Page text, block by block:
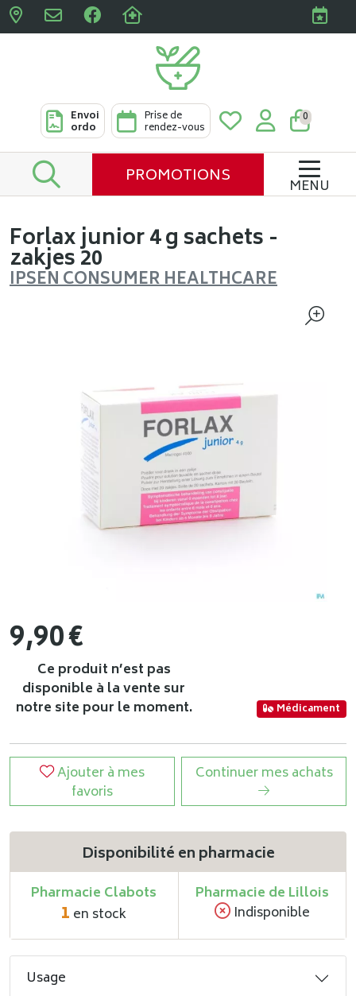
Pharmacies Clabots &
Envoi
ordo
Prise de
rendez-vous
0
PROMOTIONS MENU
Forlax junior 4 g sachets -
zakjes 20
IPSEN CONSUMER HEALTHCARE
9,90€
Ce produit n’est pas
disponible à la vente sur
notre site pour le moment.
Médicament
Ajouter à mes
favoris
Continuer mes achats
Disponibilité en pharmacie
Pharmacie Clabots
1 en stock
Pharmacie de Lillois
Indisponible
Usage